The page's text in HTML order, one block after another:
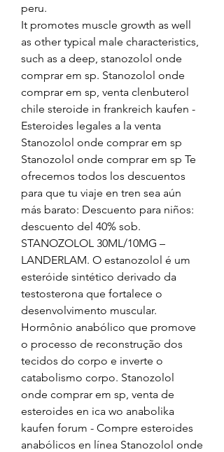
peru.
It promotes muscle growth as well
as other typical male characteristics,
such as a deep, stanozolol onde
comprar em sp. Stanozolol onde
comprar em sp, venta clenbuterol
chile steroide in frankreich kaufen -
Esteroides legales a la venta
Stanozolol onde comprar em sp
Stanozolol onde comprar em sp Te
ofrecemos todos los descuentos
para que tu viaje en tren sea aún
más barato: Descuento para niños:
descuento del 40% sob.
STANOZOLOL 30ML/10MG –
LANDERLAM. O estanozolol é um
esteróide sintético derivado da
testosterona que fortalece o
desenvolvimento muscular.
Hormônio anabólico que promove
o processo de reconstrução dos
tecidos do corpo e inverte o
catabolismo corpo. Stanozolol
onde comprar em sp, venta de
esteroides en ica wo anabolika
kaufen forum - Compre esteroides
anabólicos en línea Stanozolol onde